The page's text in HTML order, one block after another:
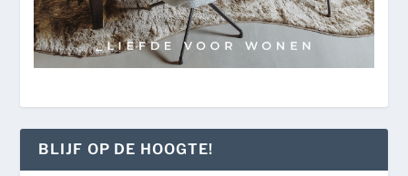
BLIJF OP DE HOOGTE!